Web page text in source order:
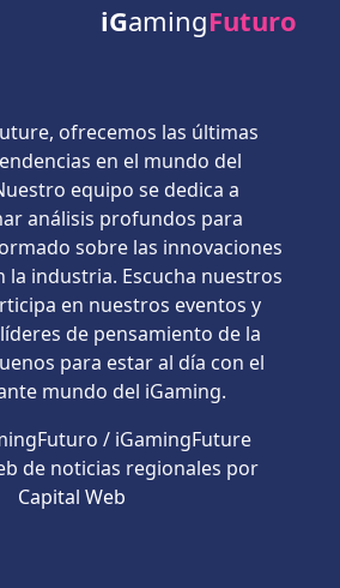
iGamingFuturo
ofrecemos las últimas
en el mundo del
equipo se dedica a
análisis profundos para
sobre las innovaciones
la industria. Escucha nuestros
en nuestros eventos y
de pensamiento de la
para estar al día con el
mundo del iGaming.
/ iGamingFuture
de noticias regionales por
Capital Web